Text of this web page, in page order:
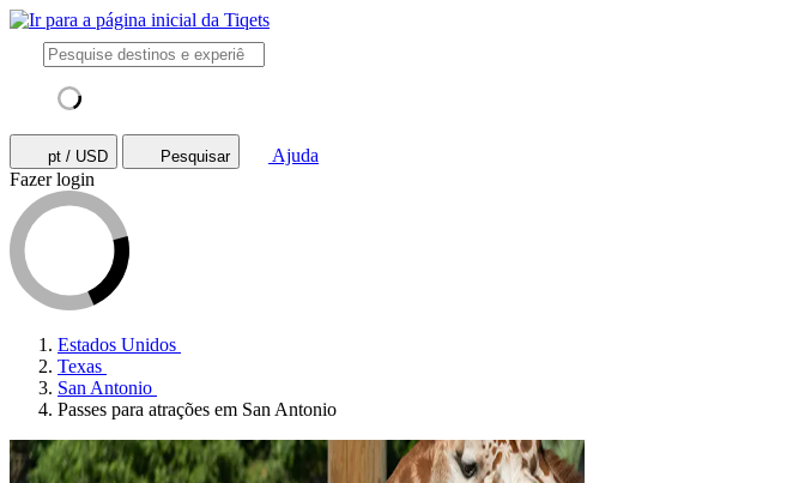
pt / USD Pesquisar
Ajuda
Fazer login
Estados Unidos
Texas
San Antonio
Passes para atrações em San Antonio